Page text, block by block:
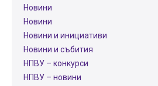
Новини
Новини
Новини и инициативи
Новини и събития
НПВУ – конкурси
НПВУ – новини